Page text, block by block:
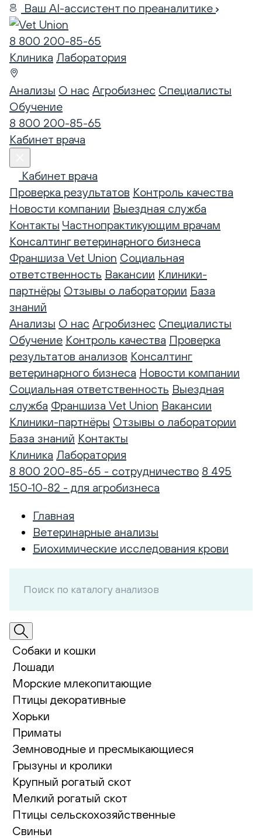
Ваш AI-ассистент по преаналитике
8 800 200-85-65
Клиника Лаборатория
Анализы О нас Агробизнес Специалисты
Обучение
8 800 200-85-65
Кабинет врача
Кабинет врача
Проверка результатов Контроль качества
Новости компании Выездная служба
Контакты Частнопрактикующим врачам
Консалтинг ветеринарного бизнеса
Франшиза Vet Union Социальная
ответственность Вакансии Клиники-
партнёры Отзывы о лаборатории База
знаний
Анализы О нас Агробизнес Специалисты
Обучение Контроль качества Проверка
результатов анализов Консалтинг
ветеринарного бизнеса Новости компании
Социальная ответственность Выездная
служба Франшиза Vet Union Вакансии
Клиники-партнёры Отзывы о лаборатории
База знаний Контакты
Клиника Лаборатория
8 800 200-85-65 - сотрудничество 8 495
150-10-82 - для агробизнеса
Главная
Ветеринарные анализы
Биохимические исследования крови
Собаки и кошки
Лошади
Морские млекопитающие
Птицы декоративные
Хорьки
Приматы
Земноводные и пресмыкающиеся
Грызуны и кролики
Крупный рогатый скот
Мелкий рогатый скот
Птицы сельскохозяйственные
Свиньи